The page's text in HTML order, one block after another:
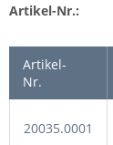
Artikel-Nr.:
Artikel-
Nr.
20035.0001